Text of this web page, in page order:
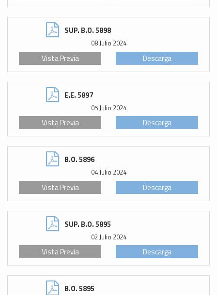
SUP. B.O. 5898
08 Julio 2024
Descarga
Vista Previa
E.E. 5897
05 Julio 2024
Descarga
Vista Previa
B.O. 5896
04 Julio 2024
Descarga
Vista Previa
SUP. B.O. 5895
02 Julio 2024
Descarga
Vista Previa
B.O. 5895